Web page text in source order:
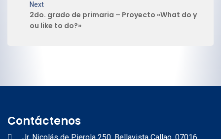
Next
2do. grado de primaria – Proyecto «What do y
ou like to do?»
Contáctenos